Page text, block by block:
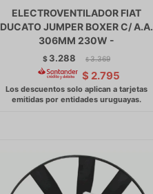
ELECTROVENTILADOR FIAT
DUCATO JUMPER BOXER C/ A.A.
306MM 230W -
$ 3.288 $ 3.369
$ 2.795